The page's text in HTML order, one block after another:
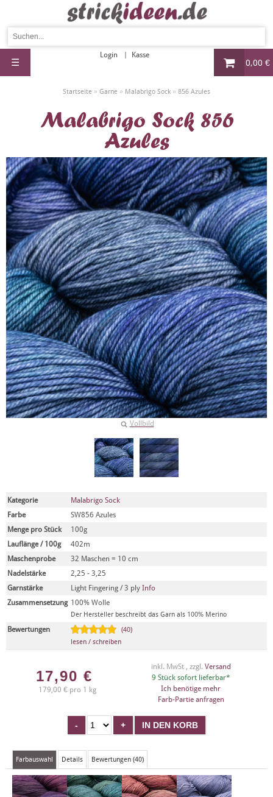
0,00 €
Login Kasse
☰
Startseite » Garne » Malabrigo Sock » 856 Azules
Malabrigo Sock 856
Azules
Vollbild
Kategorie
Malabrigo Sock
Farbe
SW856 Azules
Menge pro Stück
100g
Lauflänge / 100g
402m
Maschenprobe
32 Maschen = 10 cm
Nadelstärke
2,25 - 3,25
Garnstärke
Light Fingering / 3 ply Info
Zusammensetzung 100% Wolle
Der Hersteller beschreibt das Garn als 100% Merino
Bewertungen
(40)
lesen / schreiben
17,90 €
179,00 € pro 1 kg
inkl. MwSt , zzgl. Versand
9 Stück sofort lieferbar*
Ich benötige mehr
Farb-Partie anfragen
Farbauswahl Details Bewertungen (40)